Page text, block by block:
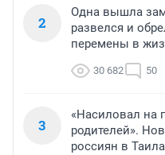
2
Одна вышла
развелся и
перемены в
30 682 50
3
«Насиловал на
родителей».
россиян в